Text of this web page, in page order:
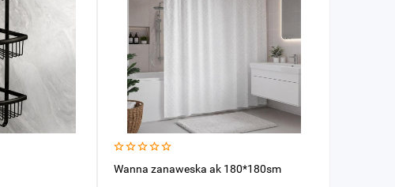
Wanna zanaweska ak 180*180sm